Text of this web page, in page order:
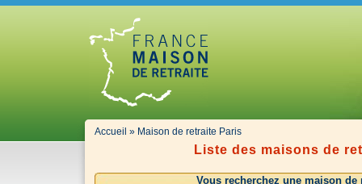
Accueil » Maison de retraite Paris
Liste des maisons de
Vous recherchez une maison de